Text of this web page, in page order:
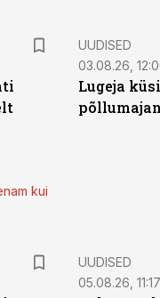
kui
UUDISED
03.08.26,
Lugeja
UUDISED
05.08.26, 11:17